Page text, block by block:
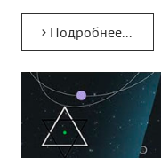
Подробнее...